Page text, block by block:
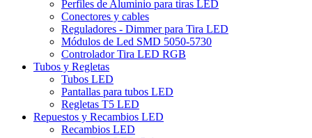
Perfiles de Aluminio para tiras LED
Conectores y cables
Reguladores - Dimmer para Tira LED
Módulos de Led SMD 5050-5730
Controlador Tira LED RGB
Tubos y Regletas
Tubos LED
Pantallas para tubos LED
Regletas T5 LED
Repuestos y Recambios LED
Recambios LED